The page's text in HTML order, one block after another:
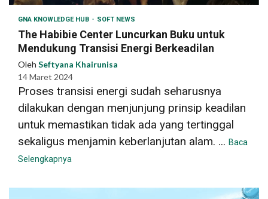
GNA KNOWLEDGE HUB SOFT NEWS
The Habibie Center Luncurkan Buku untuk
Mendukung Transisi Energi Berkeadilan
Oleh Seftyana Khairunisa
14 Maret 2024
Proses transisi energi sudah seharusnya
dilakukan dengan menjunjung prinsip keadilan
untuk memastikan tidak ada yang tertinggal
sekaligus menjamin keberlanjutan alam. ... Baca
Selengkapnya